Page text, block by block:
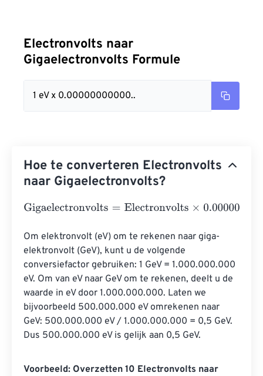
Electronvolts naar
Gigaelectronvolts Formule
1 eV x 0.00000000000..
Hoe te converteren Electronvolts
naar Gigaelectronvolts?
Gigaelectronvolts=Electronvolts×
Om elektronvolt (eV) om te rekenen naar giga-
elektronvolt (GeV), kunt u de volgende
conversiefactor gebruiken: 1 GeV = 1.000.000.000
eV. Om van eV naar GeV om te rekenen, deelt u de
waarde in eV door 1.000.000.000. Laten we
bijvoorbeeld 500.000.000 eV omrekenen naar
GeV: 500.000.000 eV / 1.000.000.000 = 0,5 GeV.
Dus 500.000.000 eV is gelijk aan 0,5 GeV.
Voorbeeld: Overzetten 10 Electronvolts naar